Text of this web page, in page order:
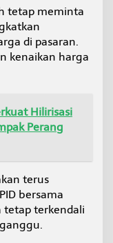
tetap meminta
di pasaran.
kenaikan harga
Hilirisasi
Perang
terus
bersama
tetap terkendali